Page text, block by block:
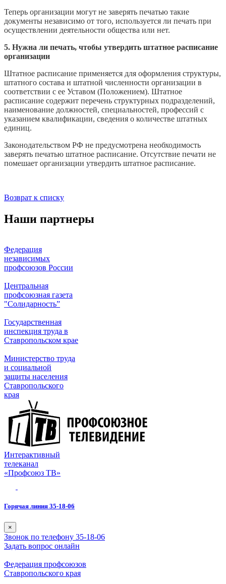
Теперь организации могут не заверять печатью такие
документы независимо от того, используется ли печать при
осуществлении деятельности общества или нет.
5. Нужна ли печать, чтобы утвердить штатное расписание
организации
Штатное расписание применяется для оформления структуры,
штатного состава и штатной численности организации в
соответствии с ее Уставом (Положением). Штатное
расписание содержит перечень структурных подразделений,
наименование должностей, специальностей, профессий с
указанием квалификации, сведения о количестве штатных
единиц.
Законодательством РФ не предусмотрена необходимость
заверять печатью штатное расписание. Отсутствие печати не
помешает организации утвердить штатное расписание.
Возврат к списку
Наши партнеры
Федерация
независимых
профсоюзов России
Центральная
профсоюзная газета
"Солидарность”
Государственная
инспекция труда в
Ставропольском крае
Министерство труда
и социальной
защиты населения
Ставропольского
края
Интерактивный
телеканал
«Профсоюз ТВ»
Горячая линия 35-18-06
×
Звонок по телефону 35-18-06
Задать вопрос онлайн
Федерация профсоюзов
Ставропольского края